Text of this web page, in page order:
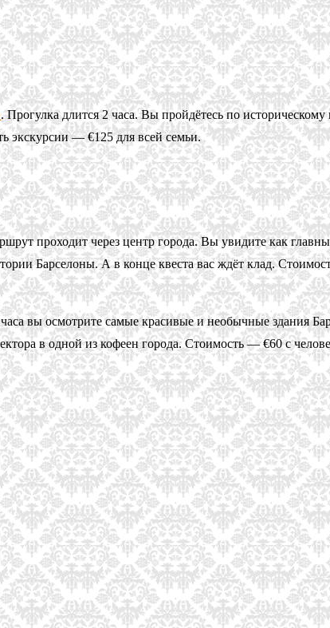
. Прогулка длится 2 часа. Вы пройдётесь по
экскурсии — €125 для всей семьи.
проходит через центр города. Вы увидите как
Барселоны. А в конце квеста вас ждёт клад.
вы осмотрите самые красивые и необычные здания
в одной из кофеен города. Стоимость — €60 с